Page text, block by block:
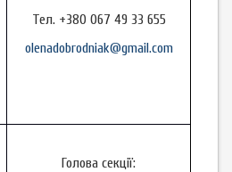
Тел. +380 067 49 33 655
olenadobrodniak@gmail.com
Голова секції: